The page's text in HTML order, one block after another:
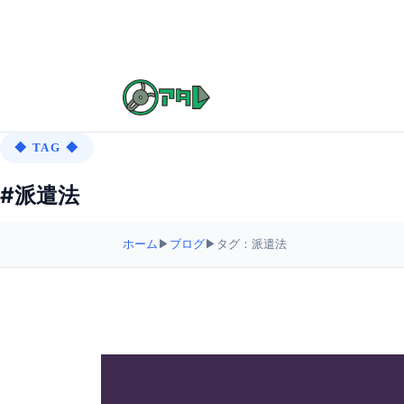
◆ TAG ◆
#派遣法
ホーム ▶ ブログ▶ タグ：派遣法